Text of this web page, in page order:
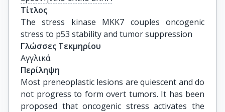
Τίτλος
The stress kinase MKK7 couples oncogenic
stress to p53 stability and tumor suppression
Γλώσσες Τεκμηρίου
Αγγλικά
Περίληψη
Most preneoplastic lesions are quiescent and do
not progress to form overt tumors. It has been
proposed that oncogenic stress activates the